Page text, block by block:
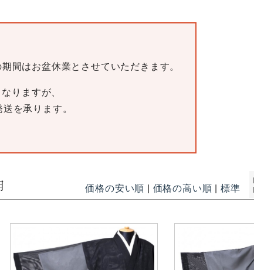
間はお盆休業とさせていただきます。
りますが、
を承ります。
価格の安い順 価格の高い順 標準